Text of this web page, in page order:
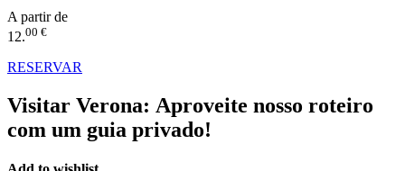
A partir de
12.00 €
RESERVAR
Visitar Verona: Aproveite nosso roteiro
com um guia privado!